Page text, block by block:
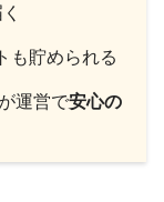
も貯められる
運営で安心の